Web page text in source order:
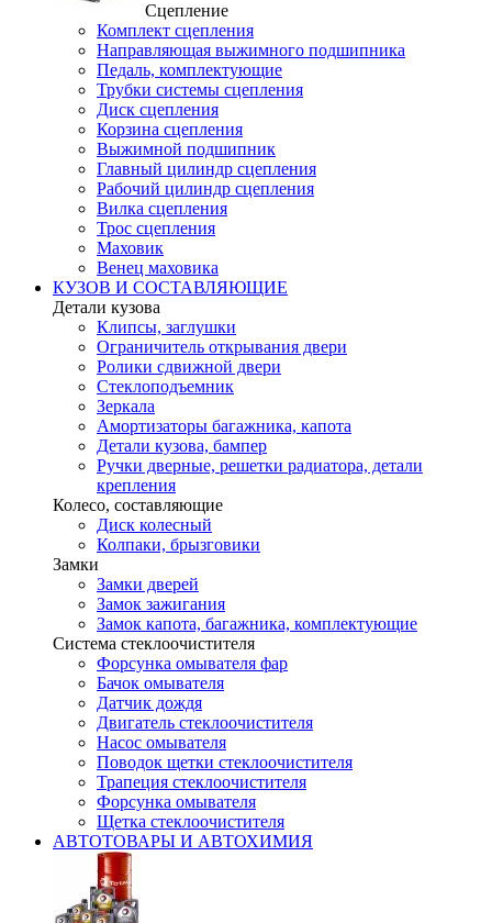
Сцепление
Комплект сцепления
Направляющая выжимного подшипника
Педаль, комплектующие
Трубки системы сцепления
Диск сцепления
Корзина сцепления
Выжимной подшипник
Главный цилиндр сцепления
Рабочий цилиндр сцепления
Вилка сцепления
Трос сцепления
Маховик
Венец маховика
КУЗОВ И СОСТАВЛЯЮЩИЕ
Детали кузова
Клипсы, заглушки
Ограничитель открывания двери
Ролики сдвижной двери
Стеклоподъемник
Зеркала
Амортизаторы багажника, капота
Детали кузова, бампер
Ручки дверные, решетки радиатора, детали
крепления
Колесо, составляющие
Диск колесный
Колпаки, брызговики
Замки
Замки дверей
Замок зажигания
Замок капота, багажника, комплектующие
Система стеклоочистителя
Форсунка омывателя фар
Бачок омывателя
Датчик дождя
Двигатель стеклоочистителя
Насос омывателя
Поводок щетки стеклоочистителя
Трапеция стеклоочистителя
Форсунка омывателя
Щетка стеклоочистителя
АВТОТОВАРЫ И АВТОХИМИЯ